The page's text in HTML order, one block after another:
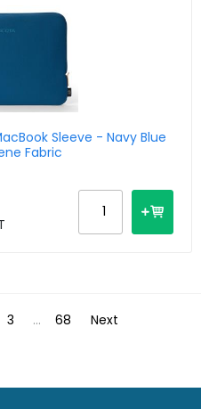
Sleeve - Navy Blue
Fabric
3 ... 68 Next